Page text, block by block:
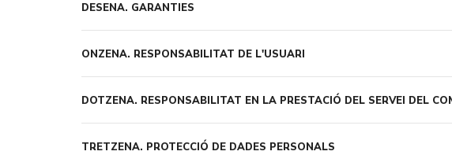
DESENA. GARANTIES
ONZENA. RESPONSABILITAT DE L'USUARI
DOTZENA. RESPONSABILITAT EN LA PRESTACIÓ DEL SERVEI DEL
TRETZENA. PROTECCIÓ DE DADES PERSONALS